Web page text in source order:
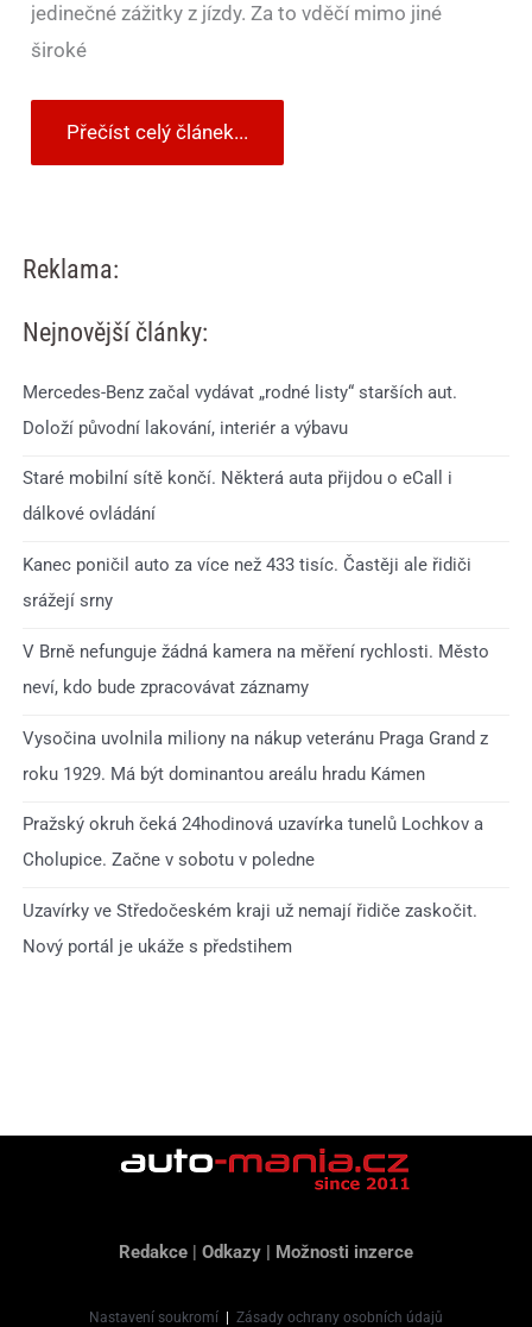
jedinečné zážitky z jízdy. Za to vděčí mimo jiné
široké
Přečíst celý článek...
Reklama:
Nejnovější články:
Mercedes-Benz začal vydávat „rodné listy“ starších aut.
Doloží původní lakování, interiér a výbavu
Staré mobilní sítě končí. Některá auta přijdou o eCall i
dálkové ovládání
Kanec poničil auto za více než 433 tisíc. Častěji ale řidiči
srážejí srny
V Brně nefunguje žádná kamera na měření rychlosti. Město
neví, kdo bude zpracovávat záznamy
Vysočina uvolnila miliony na nákup veteránu Praga Grand z
roku 1929. Má být dominantou areálu hradu Kámen
Pražský okruh čeká 24hodinová uzavírka tunelů Lochkov a
Cholupice. Začne v sobotu v poledne
Uzavírky ve Středočeském kraji už nemají řidiče zaskočit.
Nový portál je ukáže s předstihem
Redakce | Odkazy | Možnosti inzerce
Nastavení soukromí Zásady ochrany osobních údajů